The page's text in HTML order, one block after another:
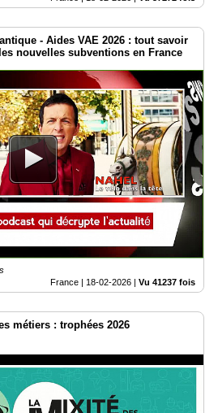
- Aides VAE 2026 : tout savoir
nouvelles subventions en France
France | 18-02-2026 | Vu 41237 fois
métiers : trophées 2026